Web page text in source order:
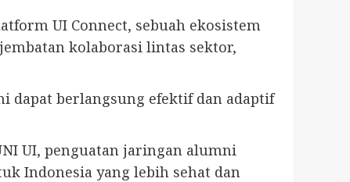
UI Connect, sebuah ekosistem
kolaborasi lintas sektor,
dapat berlangsung efektif dan adaptif
UI, penguatan jaringan alumni
Indonesia yang lebih sehat dan